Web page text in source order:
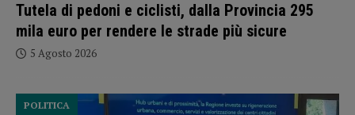
Tutela di pedoni e ciclisti, dalla Provincia 295
mila euro per rendere le strade più sicure
5 Agosto 2026
POLITICA